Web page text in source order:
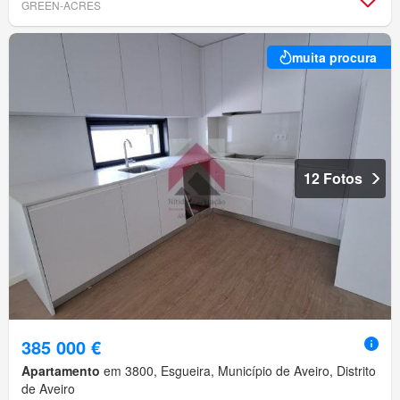
GREEN-ACRES
muita procura
12 Fotos
385 000 €
Apartamento em 3800, Esgueira, Município de Aveiro, Distrito
de Aveiro